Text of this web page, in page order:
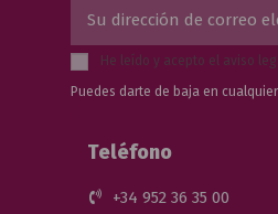
He leído y acepto el aviso
Puedes darte de baja en
Teléfono
+34 952 36 35 00